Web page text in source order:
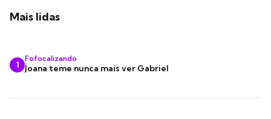
Mais lidas
1
Fofocalizando
Joana teme nunca mais ver Gabriel